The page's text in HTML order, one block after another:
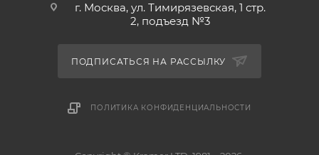
г. Москва, ул. Тимирязевская, 1 стр.
2, подъезд №3
ПОДПИСАТЬСЯ НА РАССЫЛКУ
ПОЛИТИКА КОНФИДЕНЦИАЛЬНОСТИ